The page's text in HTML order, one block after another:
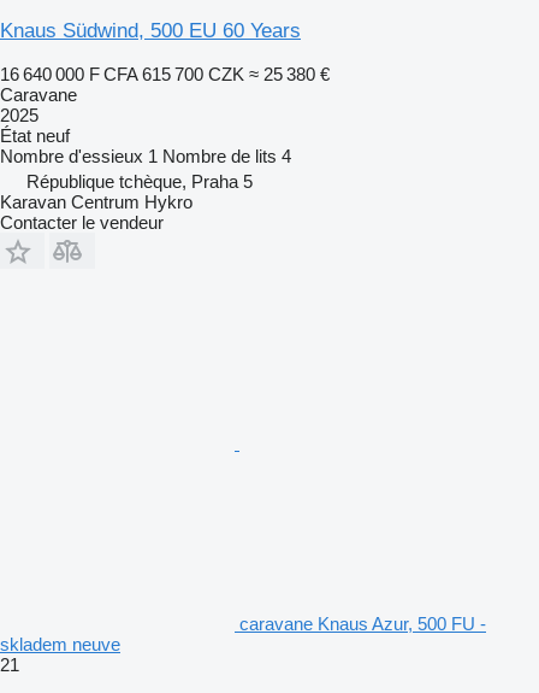
Knaus Südwind, 500 EU 60 Years
16 640 000 F CFA 615 700 CZK ≈ 25 380 €
Caravane
2025
État neuf
Nombre d'essieux 1 Nombre de lits 4
République tchèque, Praha 5
Karavan Centrum Hykro
Contacter le vendeur
caravane Knaus Azur, 500 FU -
skladem neuve
21